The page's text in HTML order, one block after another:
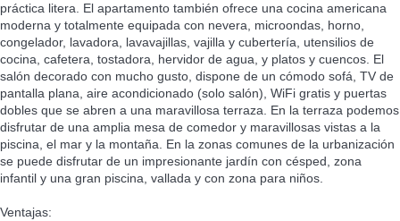
práctica litera. El apartamento también ofrece una cocina americana
moderna y totalmente equipada con nevera, microondas, horno,
congelador, lavadora, lavavajillas, vajilla y cubertería, utensilios de
cocina, cafetera, tostadora, hervidor de agua, y platos y cuencos. El
salón decorado con mucho gusto, dispone de un cómodo sofá, TV de
pantalla plana, aire acondicionado (solo salón), WiFi gratis y puertas
dobles que se abren a una maravillosa terraza. En la terraza podemos
disfrutar de una amplia mesa de comedor y maravillosas vistas a la
piscina, el mar y la montaña. En la zonas comunes de la urbanización
se puede disfrutar de un impresionante jardín con césped, zona
infantil y una gran piscina, vallada y con zona para niños.
Ventajas: